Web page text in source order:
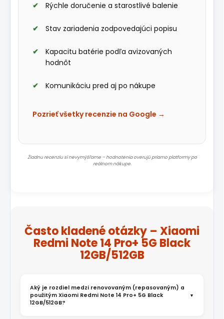
Rýchle doručenie a starostlivé balenie
Stav zariadenia zodpovedajúci popisu
Kapacitu batérie podľa avizovaných
hodnôt
Komunikáciu pred aj po nákupe
Pozrieť všetky recenzie na Google →
Žiadnu recenziu si nevymýšľame – hodnotenia overujú priamo platformy po
reálnom nákupe.
Často kladené otázky – Xiaomi
Redmi Note 14 Pro+ 5G Black
12GB/512GB
Aký je rozdiel medzi renovovaným (repasovaným) a
použitým Xiaomi Redmi Note 14 Pro+ 5G Black
12GB/512GB?